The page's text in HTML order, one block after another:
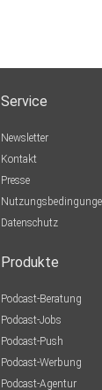
Service
Newsletter
Kontakt
Presse
Datenschutz
Produkte
Podcast-Beratung
Podcast-Jobs
Podcast-Push
Podcast-Werbung
Podcast-Agentur